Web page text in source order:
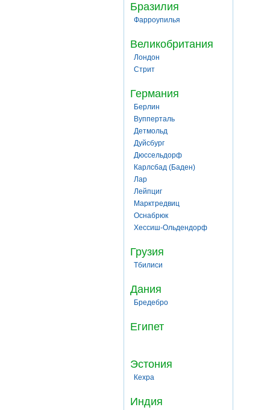
Бразилия
Фарроупилья
Великобритания
Лондон
Стрит
Германия
Берлин
Вупперталь
Детмольд
Дуйсбург
Дюссельдорф
Карлсбад (Баден)
Лар
Лейпциг
Марктредвиц
Оснабрюк
Хессиш-Ольдендорф
Грузия
Тбилиси
Дания
Бредебро
Египет
Эстония
Кехра
Индия